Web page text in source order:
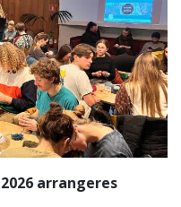
arrangeres